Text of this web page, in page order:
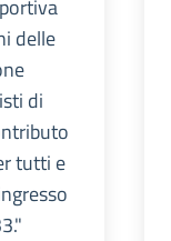
delle
di
tutti e